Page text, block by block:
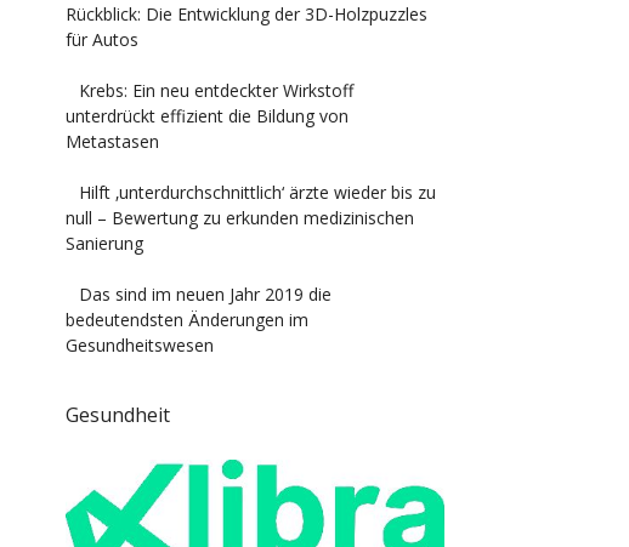
Rückblick: Die Entwicklung der 3D-Holzpuzzles
für Autos
Krebs: Ein neu entdeckter Wirkstoff
unterdrückt effizient die Bildung von
Metastasen
Hilft ‚unterdurchschnittlich‘ ärzte wieder bis zu
null – Bewertung zu erkunden medizinischen
Sanierung
Das sind im neuen Jahr 2019 die
bedeutendsten Änderungen im
Gesundheitswesen
Gesundheit